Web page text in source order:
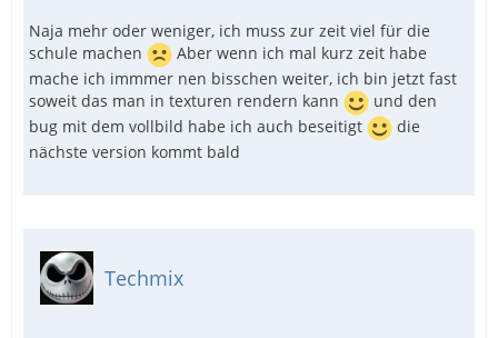
Naja mehr oder weniger, ich muss zur zeit viel für die
schule machen
Aber wenn ich mal kurz zeit habe
mache ich immmer nen bisschen weiter, ich bin jetzt fast
soweit das man in texturen rendern kann
und den
bug mit dem vollbild habe ich auch beseitigt
die
nächste version kommt bald
Techmix